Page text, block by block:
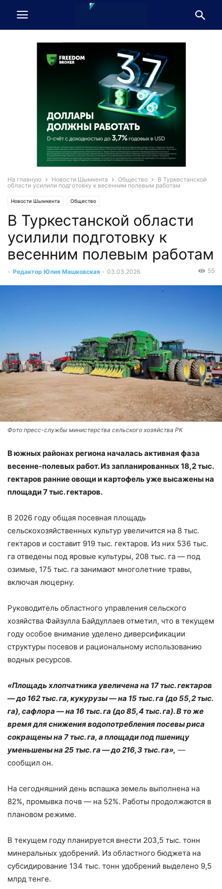
На главную Новости Шымкента Общество
В Туркестанской
области усилили подготовку к весенним полевым работам
Новости Шымкента Общество
В Туркестанской области
усилили подготовку к
весенним полевым работам
- Редактор Юлия Машковская - 03.03.2026 55
Фото пресс-службы министерства сельского хозяйства РК
В южных районах региона началась активная фаза
весенне-полевых работ. Из запланированных 18,2 тыс.
гектаров ранние овощи и картофель уже высажены на
площади 7 тыс. гектаров.
В 2026 году общая посевная площадь
сельскохозяйственных культур увеличится на 8 тыс.
гектаров и составит 919 тыс. гектаров. Из них 536 тыс.
га отведены под яровые культуры, 208 тыс. га — под
озимые, 175 тыс. га занимают многолетние травы,
включая люцерну.
Руководитель областного управления сельского
хозяйства Файзулла Байдуллаев отметил, что в текущем
году особое внимание уделено диверсификации
структуры посевов и рациональному использованию
водных ресурсов.
«Площадь хлопчатника увеличена на 17 тыс. гектаров
— до 162 тыс. га, кукурузы — на 15 тыс. га (до 55,2 тыс.
га), сафлора — на 16 тыс. га (до 85,4 тыс. га). В то же
время для снижения водопотребления посевы риса
сокращены на 7 тыс. га, а площади под пшеницу
уменьшены на 25 тыс. га — до 216,3 тыс. га», —
сообщил он.
На сегодняшний день вспашка земель выполнена на
82%, промывка почв — на 52%. Работы продолжаются в
плановом режиме.
В текущем году планируется внести 203,5 тыс. тонн
минеральных удобрений. Из областного бюджета на
субсидирование 134 тыс. тонн удобрений выделено 9,5
млрд тенге.